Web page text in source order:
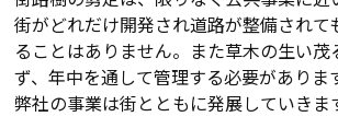
街がどれだけ開発され道路が整備されて
ることはありません。また草木の生い茂
ず、年中を通して管理する必要がありま
弊社の事業は街とともに発展していきま